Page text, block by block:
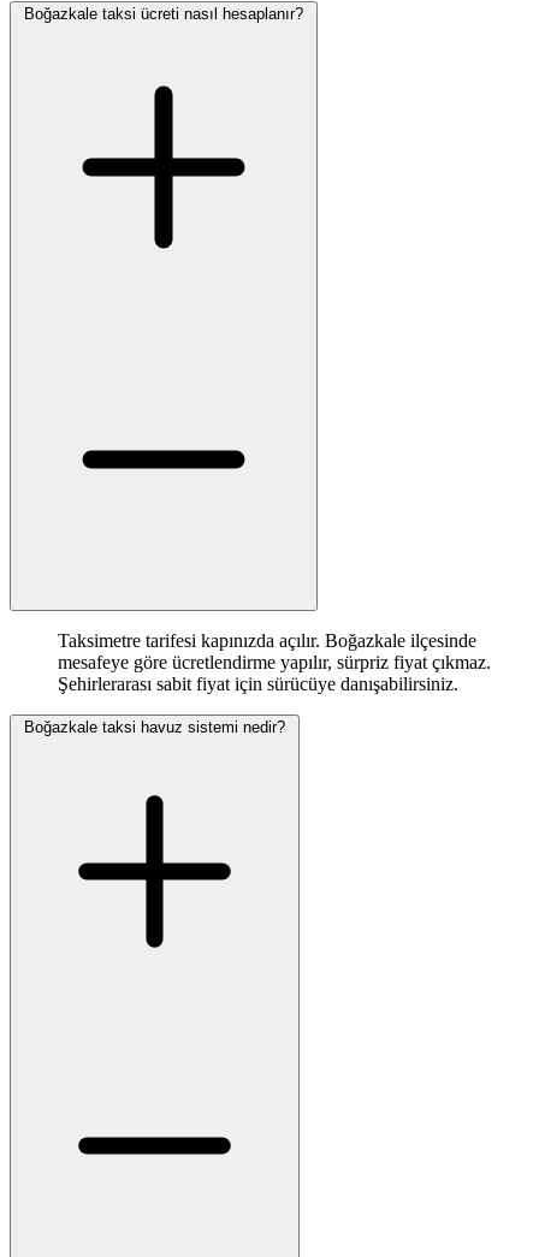
Boğazkale taksi ücreti nasıl hesaplanır?
Taksimetre tarifesi kapınızda açılır. Boğazkale ilçesinde
mesafeye göre ücretlendirme yapılır, sürpriz fiyat çıkmaz.
Şehirlerarası sabit fiyat için sürücüye danışabilirsiniz.
Boğazkale taksi havuz sistemi nedir?